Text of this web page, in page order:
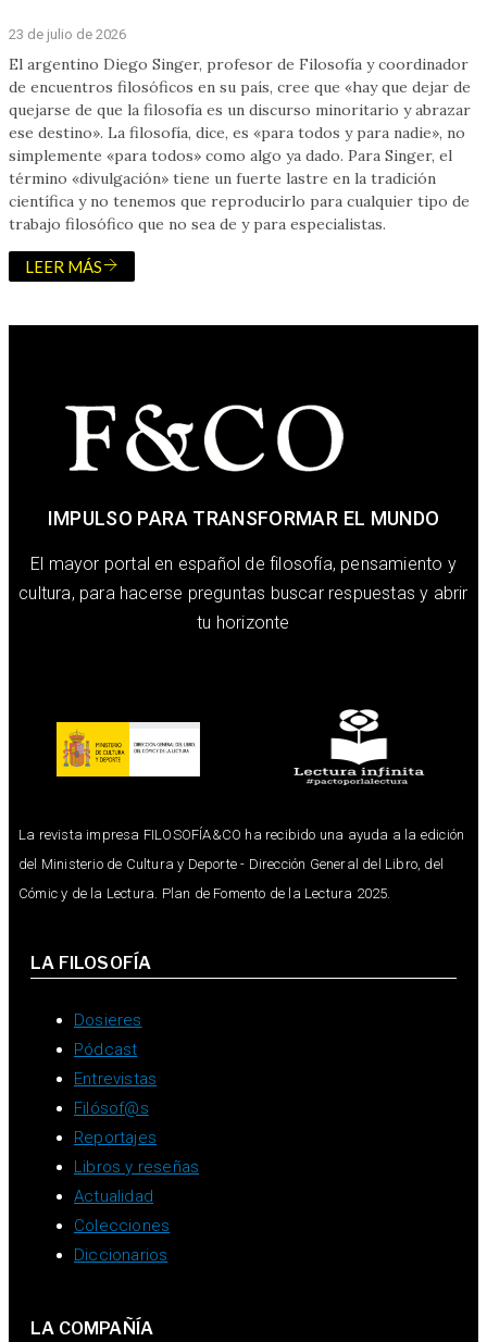
23 de julio de 2026
El argentino Diego Singer, profesor de Filosofía y coordinador
de encuentros filosóficos en su país, cree que «hay que dejar de
quejarse de que la filosofía es un discurso minoritario y abrazar
ese destino». La filosofía, dice, es «para todos y para nadie», no
simplemente «para todos» como algo ya dado. Para Singer, el
término «divulgación» tiene un fuerte lastre en la tradición
científica y no tenemos que reproducirlo para cualquier tipo de
trabajo filosófico que no sea de y para especialistas.
LEER MÁS
IMPULSO PARA TRANSFORMAR EL MUNDO
El mayor portal en español de filosofía, pensamiento y
cultura, para hacerse preguntas buscar respuestas y abrir
tu horizonte
La revista impresa FILOSOFÍA&CO ha recibido una ayuda a la edición
del Ministerio de Cultura y Deporte - Dirección General del Libro, del
Cómic y de la Lectura. Plan de Fomento de la Lectura 2025.
LA FILOSOFÍA
Dosieres
Pódcast
Entrevistas
Filósof@s
Reportajes
Libros y reseñas
Actualidad
Colecciones
Diccionarios
LA COMPAÑÍA